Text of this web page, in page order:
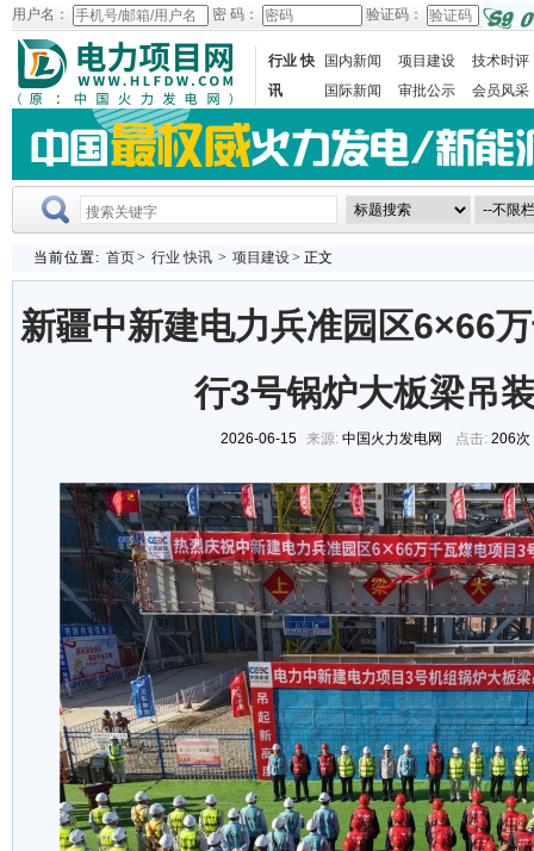
用户名： 密 码： 验证码：
行业 快
讯
国内新闻 项目建设
技术时评
国际新闻
审批公示 会员风采
当前位置: 首页> 行业 快讯 > 项目建设> 正文
新疆中新建电力兵准园区6×66
行3号锅炉大板梁吊
2026-06-15 来源: 中国火力发电网 点击: 206次